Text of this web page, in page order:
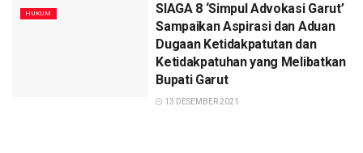
HUKUM
SIAGA 8 ‘Simpul Advokasi Garut’
Sampaikan Aspirasi dan Aduan
Dugaan Ketidakpatutan dan
Ketidakpatuhan yang Melibatkan
Bupati Garut
13 DESEMBER 2021